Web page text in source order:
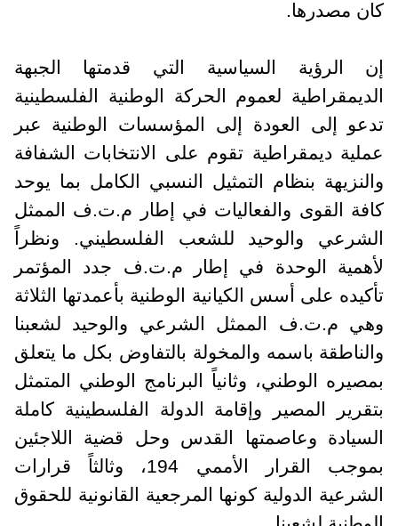
كان مصدرها.
إن الرؤية السياسية التي قدمتها الجبهة
الديمقراطية لعموم الحركة الوطنية الفلسطينية
تدعو إلى العودة إلى المؤسسات الوطنية عبر
عملية ديمقراطية تقوم على الانتخابات الشفافة
والنزيهة بنظام التمثيل النسبي الكامل بما يوحد
كافة القوى والفعاليات في إطار م.ت.ف الممثل
الشرعي والوحيد للشعب الفلسطيني. ونظراً
لأهمية الوحدة في إطار م.ت.ف جدد المؤتمر
تأكيده على أسس الكيانية الوطنية بأعمدتها الثلاثة
وهي م.ت.ف الممثل الشرعي والوحيد لشعبنا
والناطقة باسمه والمخولة بالتفاوض بكل ما يتعلق
بمصيره الوطني، وثانياً البرنامج الوطني المتمثل
بتقرير المصير وإقامة الدولة الفلسطينية كاملة
السيادة وعاصمتها القدس وحل قضية اللاجئين
بموجب القرار الأممي 194، وثالثاً قرارات
الشرعية الدولية كونها المرجعية القانونية للحقوق